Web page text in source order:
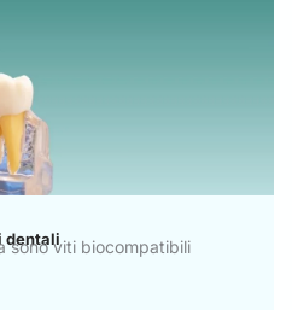
dentali
sono viti biocompatibili